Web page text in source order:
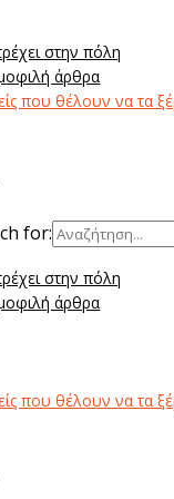
στην πόλη
άρθρα
που θέλουν να τα
for:
στην πόλη
άρθρα
που θέλουν να τα